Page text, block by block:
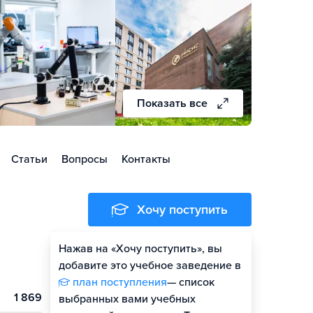
Показать все
Статьи Вопросы Контакты
1 869
Хочу поступить
Нажав на «Хочу поступить», вы
добавите это учебное заведение в
план поступления— список
выбранных вами учебных
Оценить шансы